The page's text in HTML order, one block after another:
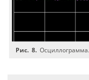
Рис. 8.